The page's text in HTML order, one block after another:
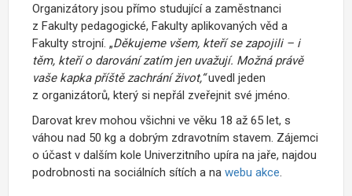
Organizátory jsou přímo studující a zaměstnanci
z Fakulty pedagogické, Fakulty aplikovaných věd a
Fakulty strojní. „Děkujeme všem, kteří se zapojili – i
těm, kteří o darování zatím jen uvažují. Možná právě
vaše kapka příště zachrání život,“uvedl jeden
z organizátorů, který si nepřál zveřejnit své jméno.
Darovat krev mohou všichni ve věku 18 až 65 let, s
váhou nad 50 kg a dobrým zdravotním stavem. Zájemci
o účast v dalším kole Univerzitního upíra na jaře, najdou
podrobnosti na sociálních sítích a na webu akce.